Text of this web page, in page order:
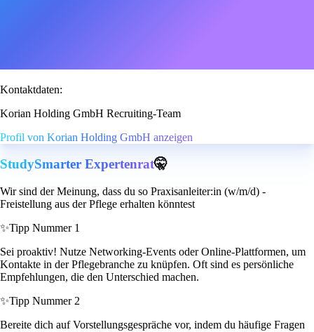
Kontaktdaten:
Korian Holding GmbH Recruiting-Team
Profil von Korian Holding GmbH anzeigen
StudySmarter Expertenrat🤫
Wir sind der Meinung, dass du so Praxisanleiter:in (w/m/d) -
Freistellung aus der Pflege erhalten könntest
✨Tipp Nummer 1
Sei proaktiv! Nutze Networking-Events oder Online-Plattformen, um
Kontakte in der Pflegebranche zu knüpfen. Oft sind es persönliche
Empfehlungen, die den Unterschied machen.
✨Tipp Nummer 2
Bereite dich auf Vorstellungsgespräche vor, indem du häufige Fragen